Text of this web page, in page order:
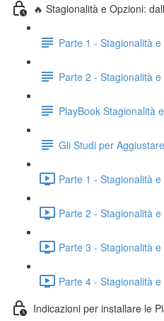
🔥 Stagionalità e Opzioni:
Parte 1 - Stagionalità
Parte 2 - Stagionalità
PlayBook Stagionalità
Gli Studi per
Parte 1 - Stagionalità
Parte 2 - Stagionalità
Parte 3 - Stagionalità
Parte 4 - Stagionalità
Indicazioni per installare le